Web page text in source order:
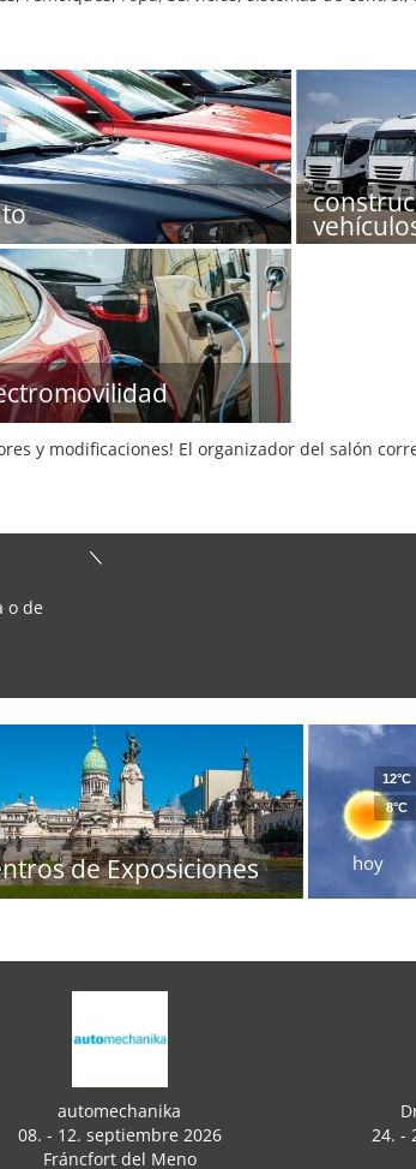
y modificaciones! El organizador del salón
o de
de Exposiciones hoy
12°C
8°C
automechanika
08. - 12. septiembre 2026
Fráncfort del Meno
24. -